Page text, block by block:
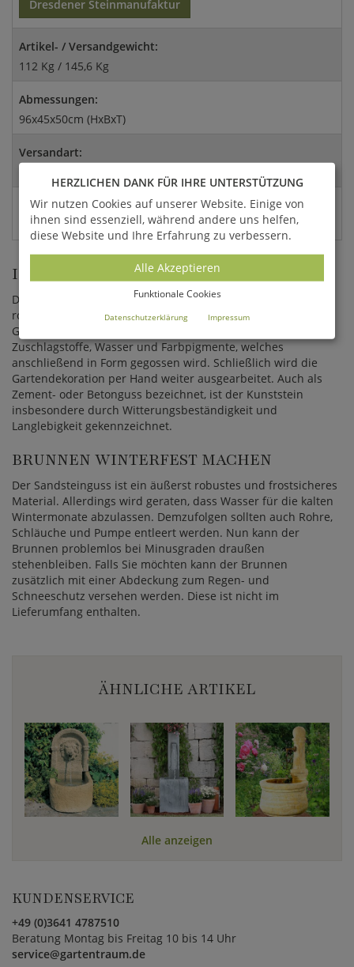
Dresdener Steinmanufaktur
Artikel- / Versandgewicht:
112 Kg / 145,6 Kg
Abmessungen:
96x45x50cm (HxBxT)
Versandart:
EAN:
4056026337022
INFORMATIONEN ZUM MATERIAL
Die Kollektion Dresdener Steinmanufaktur arbeitet mit dem
robusten Material Sand-Steinguss. Dieser ist zumeist ein
Gemisch aus Zement, Sand und Kalkstein sowie
Zuschlagstoffe, Wasser und Farbpigmente, welches
anschließend in Form gegossen wird. Schließlich wird die
Gartendekoration per Hand weiter ausgearbeitet. Auch als
Zement- oder Betonguss bezeichnet, ist der Kunststein
insbesondere durch Witterungsbeständigkeit und
Langlebigkeit gekennzeichnet.
BRUNNEN WINTERFEST MACHEN
Der Sandsteinguss ist ein äußerst robustes und frostsicheres
Material. Allerdings wird geraten, dass Wasser für die kalten
Wintermonate abzulassen. Demzufolgen sollten auch Rohre,
Schläuche und Pumpe entleert werden. Nun kann der
Brunnen problemlos bei Minusgraden draußen
stehenbleiben. Falls Sie möchten kann der Brunnen
zusätzlich mit einer Abdeckung zum Regen- und
Schneeschutz versehen werden. Diese ist nicht im
Lieferumfang enthalten.
ÄHNLICHE ARTIKEL
Alle anzeigen
KUNDENSERVICE
+49 (0)3641 4787510
Beratung Montag bis Freitag 10 bis 14 Uhr
service@gartentraum.de
HERZLICHEN DANK FÜR IHRE UNTERSTÜTZUNG
Wir nutzen Cookies auf unserer Website. Einige von
ihnen sind essenziell, während andere uns helfen,
diese Website und Ihre Erfahrung zu verbessern.
Alle Akzeptieren
Funktionale Cookies
Datenschutzerklärung Impressum